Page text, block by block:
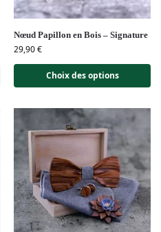
Nœud Papillon en Bois – Signature
29,90€
Choix des options